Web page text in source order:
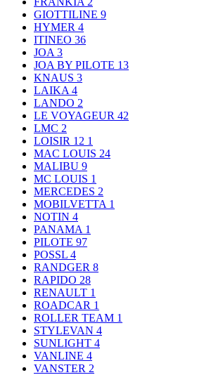
GIOTTILINE 9
HYMER 4
ITINEO 36
JOA 3
JOA BY PILOTE 13
KNAUS 3
LAIKA 4
LANDO 2
LE VOYAGEUR 42
LMC 2
LOISIR 12 1
MAC LOUIS 24
MALIBU 9
MC LOUIS 1
MERCEDES 2
MOBILVETTA 1
NOTIN 4
PANAMA 1
PILOTE 97
POSSL 4
RANDGER 8
RAPIDO 28
RENAULT 1
ROADCAR 1
ROLLER TEAM 1
STYLEVAN 4
SUNLIGHT 4
VANLINE 4
VANSTER 2